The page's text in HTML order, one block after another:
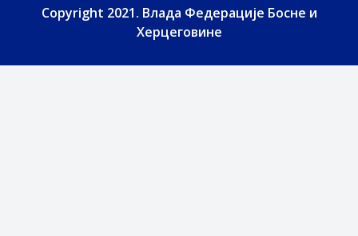
Copyright 2021. Влада Федерације Босне и
Херцеговине